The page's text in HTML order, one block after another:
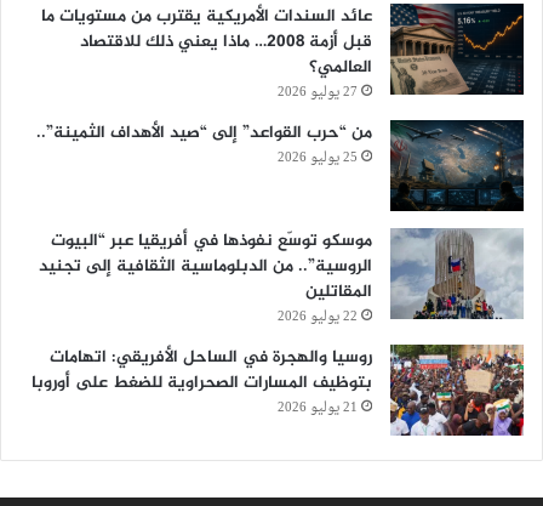
عائد السندات الأمريكية يقترب من مستويات ما
قبل أزمة 2008… ماذا يعني ذلك للاقتصاد
العالمي؟
27 يوليو 2026
من “حرب القواعد” إلى “صيد الأهداف الثمينة”..
25 يوليو 2026
موسكو توسّع نفوذها في أفريقيا عبر “البيوت
الروسية”.. من الدبلوماسية الثقافية إلى تجنيد
المقاتلين
22 يوليو 2026
روسيا والهجرة في الساحل الأفريقي: اتهامات
بتوظيف المسارات الصحراوية للضغط على أوروبا
21 يوليو 2026